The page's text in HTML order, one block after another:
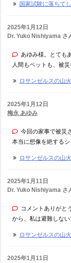
国家試験に落ちて
2025年1月12日
Dr. Yuko Nishiyama さ
あゆみ様。とても
人間もペットも、被
ロサンゼルスの山
2025年1月12日
梅永 あゆみ
今回の家事で被災
本当に想像を絶する
ロサンゼルスの山
2025年1月11日
Dr. Yuko Nishiyama さ
コメントありがと
から、私は避難しな
ロサンゼルスの山
2025年1月11日